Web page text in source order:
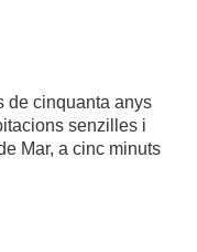
de cinquanta anys
senzilles i
Mar, a cinc minuts